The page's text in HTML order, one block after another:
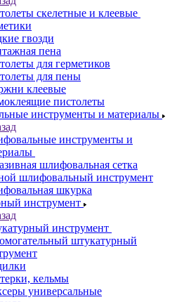
скелетные и клеевые
гвозди
пена
для герметиков
для пены
клеевые
пистолеты
инструменты и материалы
инструменты и
шлифовальная сетка
шлифовальный инструмент
шкурка
инструмент
инструмент
штукатурный
кельмы
универсальные